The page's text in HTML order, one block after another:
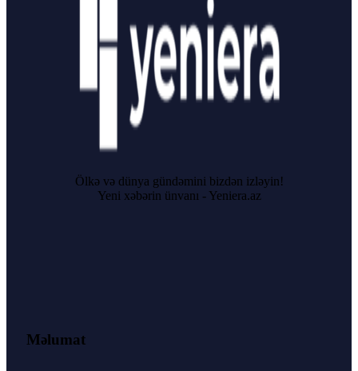
Ölkə və dünya gündəmini bizdən izləyin!
Yeni xəbərin ünvanı - Yeniera.az
Məlumat